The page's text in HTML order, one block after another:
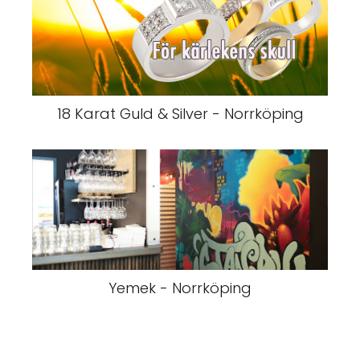
18 Karat Guld & Silver - Norrköping
Yemek - Norrköping